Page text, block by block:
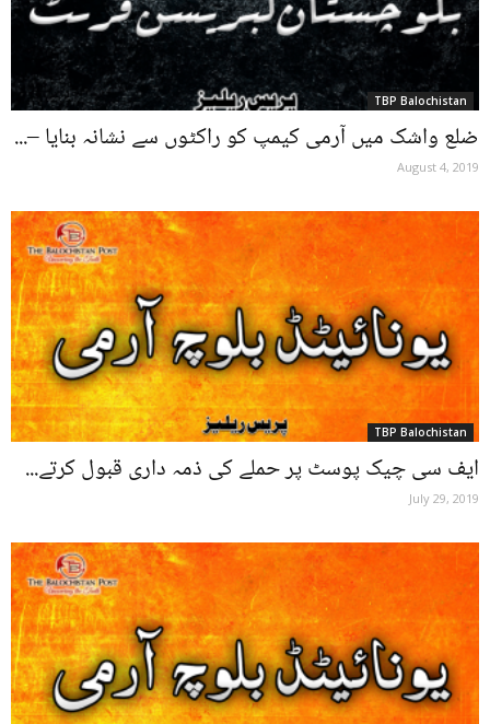
TBP Balochistan
ضلع واشک میں آرمی کیمپ کو راکٹوں سے نشانہ بنایا –...
August 4, 2019
TBP Balochistan
ایف سی چیک پوسٹ پر حملے کی ذمہ داری قبول کرتے...
July 29, 2019